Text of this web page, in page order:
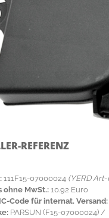
REFERENZ
111F15-07000024 (YERD Art-
ohne MwSt.: 10.92 Euro
Code für internat. Versand:
PARSUN (F15-07000024) /